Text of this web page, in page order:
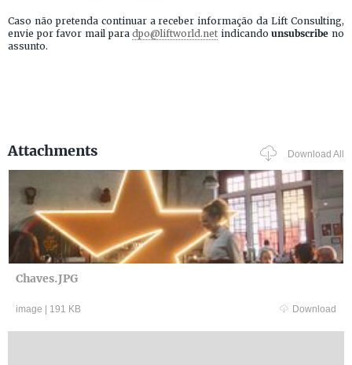
Caso não pretenda continuar a receber informação da Lift Consulting,
envie por favor mail paradpo@liftworld.net indicandounsubscribe no
assunto.
Attachments Download All
Chaves.JPG
image 191 KB Download